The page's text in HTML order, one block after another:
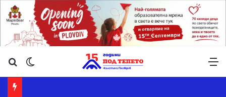
Търсене ...